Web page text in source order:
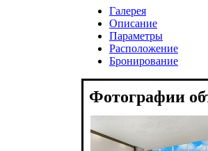
Галерея
Описание
Параметры
Расположение
Бронирование
Фотографии